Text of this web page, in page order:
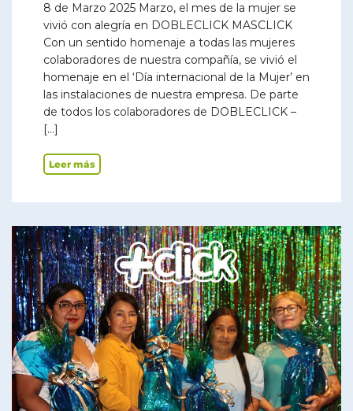
8 de Marzo 2025 Marzo, el mes de la mujer se
vivió con alegría en DOBLECLICK MASCLICK
Con un sentido homenaje a todas las mujeres
colaboradores de nuestra compañía, se vivió el
homenaje en el ‘Día internacional de la Mujer’ en
las instalaciones de nuestra empresa. De parte
de todos los colaboradores de DOBLECLICK –
[…]
Leer más